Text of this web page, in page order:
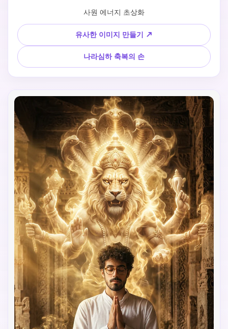
사원 에너지 초상화
유사한 이미지 만들기 ↗
나라심하 축복의 손